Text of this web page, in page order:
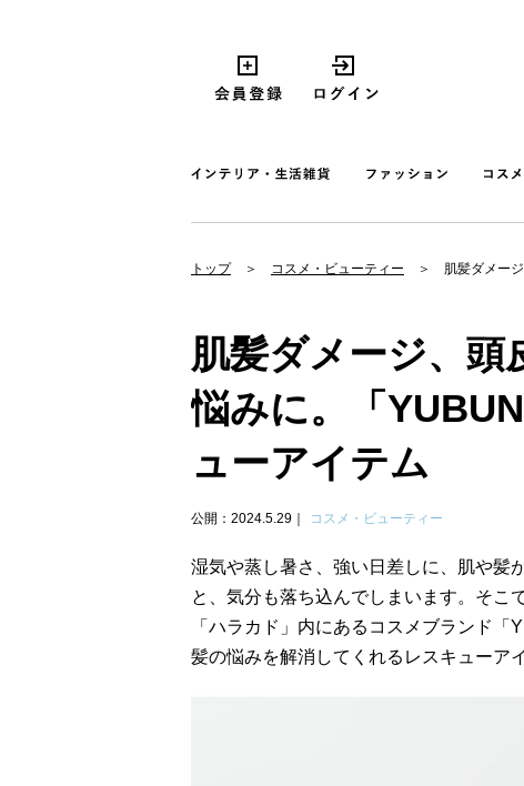
トップ コスメ・ビューティー 肌髪ダメー
肌髪ダメージ、
悩みに。「
ューアイテム
公開：2024.5.29 コスメ・ビューティー
湿気や蒸し暑さ、強い日差しに、肌や髪
と、気分も落ち込んでしまいます。そこ
「ハラカド」内にあるコスメブランド
髪の悩みを解消してくれるレスキューア